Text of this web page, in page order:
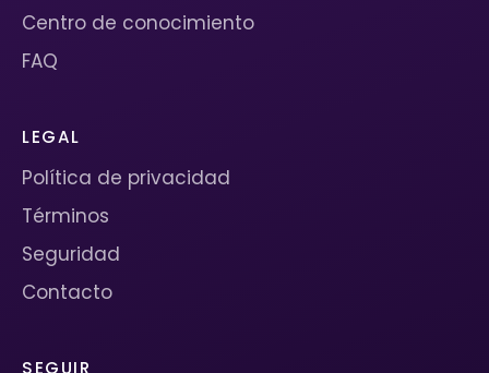
Centro de conocimiento
FAQ
LEGAL
Política de privacidad
Términos
Seguridad
Contacto